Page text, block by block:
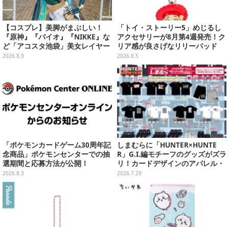
【コスプレ】美脚がまぶしい！
『原神』『バイオ』『NIKKE』な
ど「アコスタ池袋」美女レイヤー
まとめ
2026.8.9
「トイ・ストーリー5」めじるし
アクセサリーが8月第4週発売！ク
リア感が良さげなリリーパッド
や、ジェシーなど全5種ラインナ
ップ
2026.8.5
「ポケモンカードゲーム30周年記
念商品」ポケモンセンターでの抽
選期間と応募方法が公開！
2026.8.3
しまむらに「HUNTER×HUNTE
R」G.I.編モチーフのグッズがズラ
リ！カードデザインのアパレル・
雑貨、ゴレイヌの「オレが3人分
になる…」も
2026.7.29